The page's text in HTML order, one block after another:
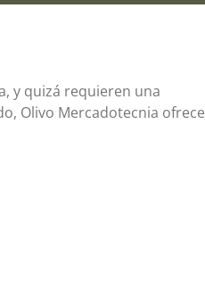
y quizá requieren una
Olivo Mercadotecnia ofrece